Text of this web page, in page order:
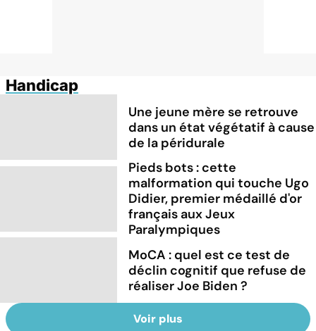
Handicap
Une jeune mère se retrouve
dans un état végétatif à cause
de la péridurale
Pieds bots : cette
malformation qui touche Ugo
Didier, premier médaillé d'or
français aux Jeux
Paralympiques
MoCA : quel est ce test de
déclin cognitif que refuse de
réaliser Joe Biden ?
Voir plus